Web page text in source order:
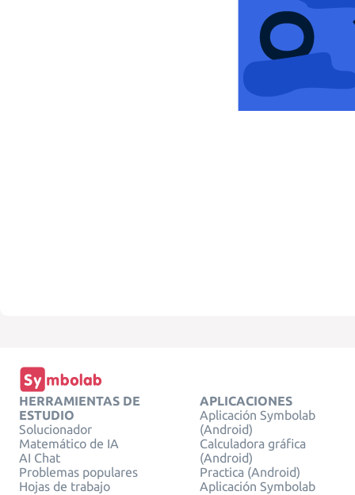
HERRAMIENTAS DE
ESTUDIO
Solucionador
Matemático de IA
AI Chat
Problemas populares
Hojas de trabajo
APLICACIONES
Aplicación Symbolab
(Android)
Calculadora gráfica
(Android)
Practica (Android)
Aplicación Symbolab